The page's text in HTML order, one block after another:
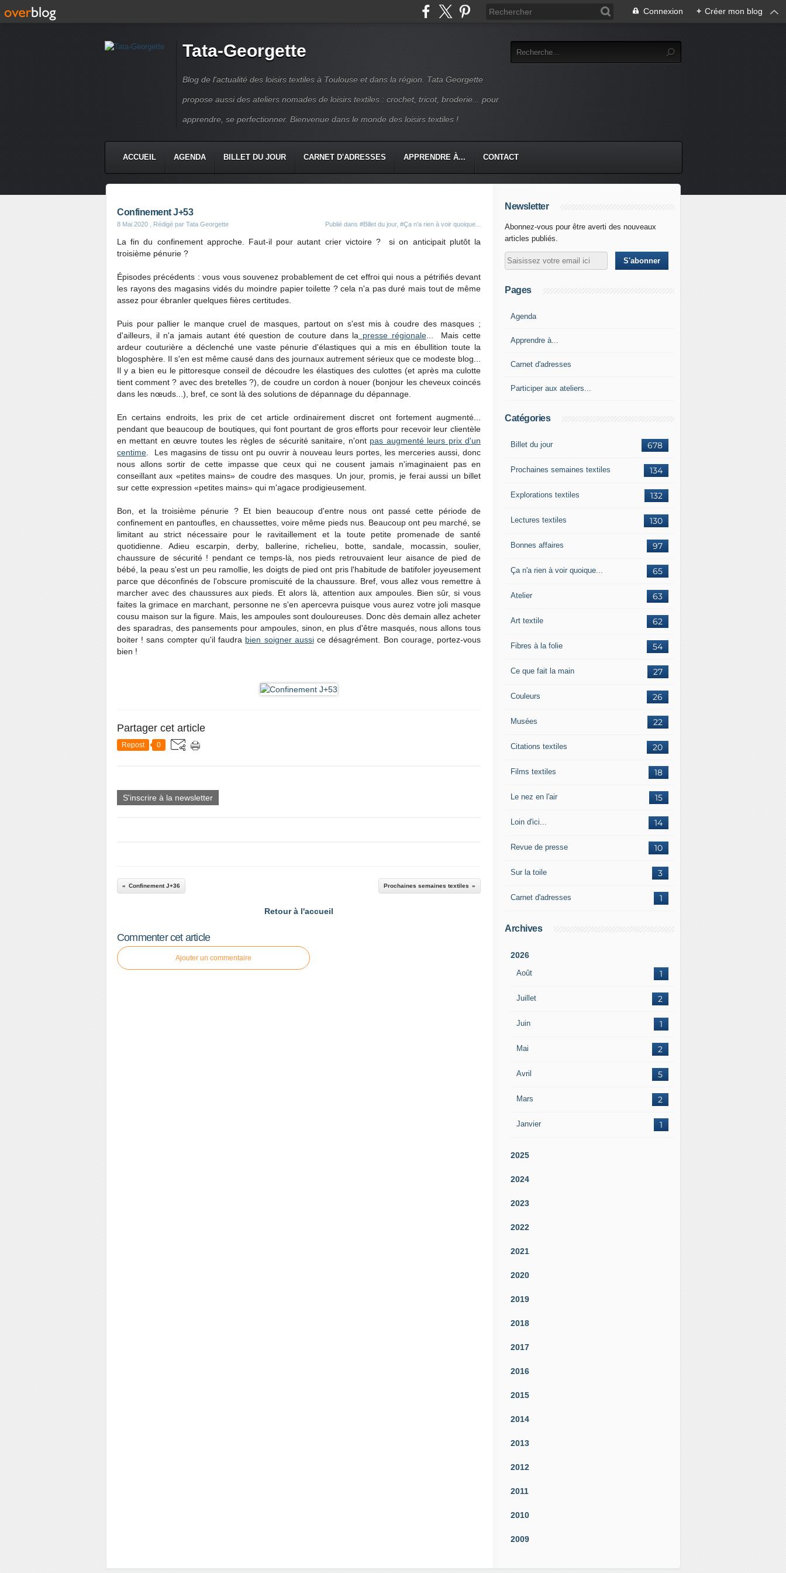
Connexion + Créer mon blog
Tata-Georgette
Blog de l'actualité des loisirs textiles à Toulouse et dans la région. Tata Georgette
propose aussi des ateliers nomades de loisirs textiles : crochet, tricot, broderie... pour
apprendre, se perfectionner. Bienvenue dans le monde des loisirs textiles !
ACCUEIL AGENDA BILLET DU JOUR CARNET D'ADRESSES APPRENDRE À... CONTACT
Confinement J+53
8 Mai 2020 , Rédigé par Tata Georgette Publié dans #Billet du jour, #Ça n'a rien à voir quoique...
La fin du confinement approche. Faut-il pour autant crier victoire ? si on anticipait plutôt la
troisième pénurie ?
Épisodes précédents : vous vous souvenez probablement de cet effroi qui nous a pétrifiés devant
les rayons des magasins vidés du moindre papier toilette ? cela n'a pas duré mais tout de même
assez pour ébranler quelques fières certitudes.
Puis pour pallier le manque cruel de masques, partout on s'est mis à coudre des masques ;
d'ailleurs, il n'a jamais autant été question de couture dans la presse régionale... Mais cette
ardeur couturière a déclenché une vaste pénurie d'élastiques qui a mis en ébullition toute la
blogosphère. Il s'en est même causé dans des journaux autrement sérieux que ce modeste blog...
Il y a bien eu le pittoresque conseil de découdre les élastiques des culottes (et après ma culotte
tient comment ? avec des bretelles ?), de coudre un cordon à nouer (bonjour les cheveux coincés
dans les nœuds...), bref, ce sont là des solutions de dépannage du dépannage.
En certains endroits, les prix de cet article ordinairement discret ont fortement augmenté...
pendant que beaucoup de boutiques, qui font pourtant de gros efforts pour recevoir leur clientèle
en mettant en œuvre toutes les règles de sécurité sanitaire, n'ont pas augmenté leurs prix d'un
centime . Les magasins de tissu ont pu ouvrir à nouveau leurs portes, les merceries aussi, donc
nous allons sortir de cette impasse que ceux qui ne cousent jamais n'imaginaient pas en
conseillant aux «petites mains» de coudre des masques. Un jour, promis, je ferai aussi un billet
sur cette expression «petites mains» qui m'agace prodigieusement.
Bon, et la troisième pénurie ? Et bien beaucoup d'entre nous ont passé cette période de
confinement en pantoufles, en chaussettes, voire même pieds nus. Beaucoup ont peu marché, se
limitant au strict nécessaire pour le ravitaillement et la toute petite promenade de santé
quotidienne. Adieu escarpin, derby, ballerine, richelieu, botte, sandale, mocassin, soulier,
chaussure de sécurité ! pendant ce temps-là, nos pieds retrouvaient leur aisance de pied de
bébé, la peau s'est un peu ramollie, les doigts de pied ont pris l'habitude de batifoler joyeusement
parce que déconfinés de l'obscure promiscuité de la chaussure. Bref, vous allez vous remettre à
marcher avec des chaussures aux pieds. Et alors là, attention aux ampoules. Bien sûr, si vous
faites la grimace en marchant, personne ne s'en apercevra puisque vous aurez votre joli masque
cousu maison sur la figure. Mais, les ampoules sont douloureuses. Donc dès demain allez acheter
des sparadras, des pansements pour ampoules, sinon, en plus d'être masqués, nous allons tous
boiter ! sans compter qu'il faudra bien soigner aussice désagrément. Bon courage, portez-vous
bien !
Partager cet article
Repost 0
S'inscrire à la newsletter
Confinement J+36 Prochaines semaines textiles
Retour à l'accueil
Commenter cet article
Ajouter un commentaire
Newsletter
Abonnez-vous pour être averti des nouveaux
articles publiés.
Pages
Agenda
Apprendre à...
Carnet d'adresses
Participer aux ateliers...
Catégories
678
Billet du jour
134
Prochaines semaines textiles
132
Explorations textiles
130
Lectures textiles
97
Bonnes affaires
65
Ça n'a rien à voir quoique...
63
Atelier
62
Art textile
54
Fibres à la folie
27
Ce que fait la main
26
Couleurs
22
Musées
20
Citations textiles
18
Films textiles
15
Le nez en l'air
14
Loin d'ici...
10
Revue de presse
3
Sur la toile
1
Carnet d'adresses
Archives
2026
Août 1
Juillet 2
Juin 1
Mai 2
Avril 5
Mars 2
Janvier 1
2025
2024
2023
2022
2021
2020
2019
2018
2017
2016
2015
2014
2013
2012
2011
2010
2009